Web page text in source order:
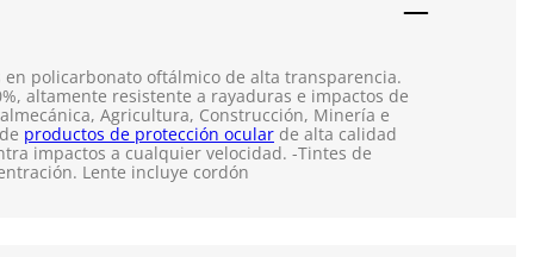
policarbonato oftálmico de alta transparencia.
altamente resistente a rayaduras e impactos de
Agricultura, Construcción, Minería e
productos de protección ocular de alta calidad
impactos a cualquier velocidad. -Tintes de
Lente incluye cordón